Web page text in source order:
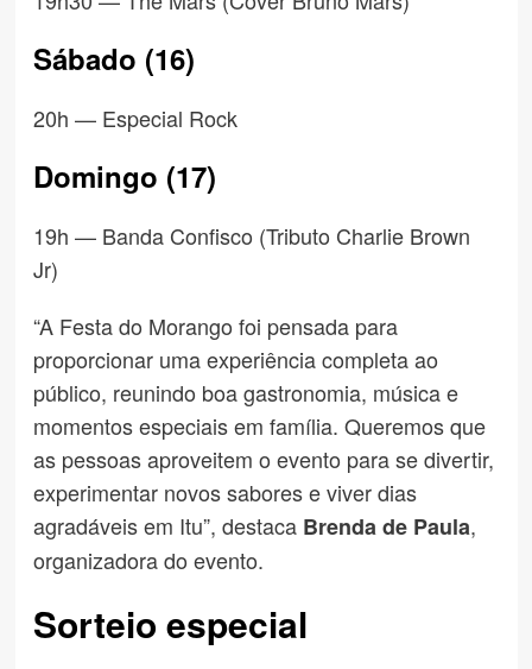
Sábado (16)
20h — Especial Rock
Domingo (17)
19h — Banda Confisco (Tributo Charlie Brown
Jr)
“A Festa do Morango foi pensada para
proporcionar uma experiência completa ao
público, reunindo boa gastronomia, música e
momentos especiais em família. Queremos que
as pessoas aproveitem o evento para se divertir,
experimentar novos sabores e viver dias
agradáveis em Itu”, destaca Brenda de Paula,
organizadora do evento.
Sorteio especial